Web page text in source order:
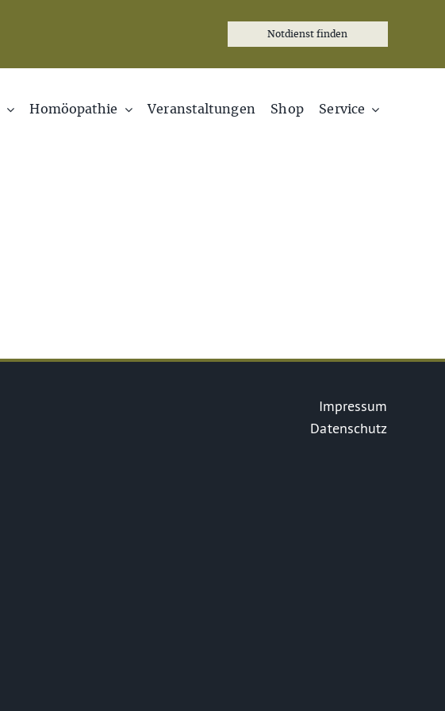
Notdienst finden
Homöopathie Veranstaltungen Shop Service
Impressum
Datenschutz